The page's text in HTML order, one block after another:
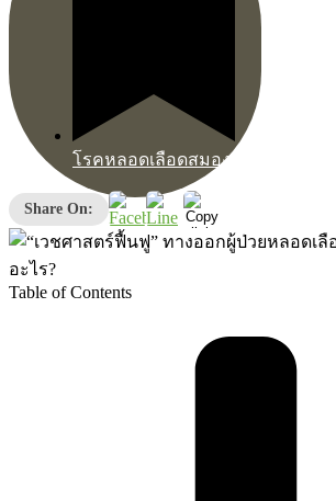
โรคหลอดเลือดสมอง
Share On:
Table of Contents